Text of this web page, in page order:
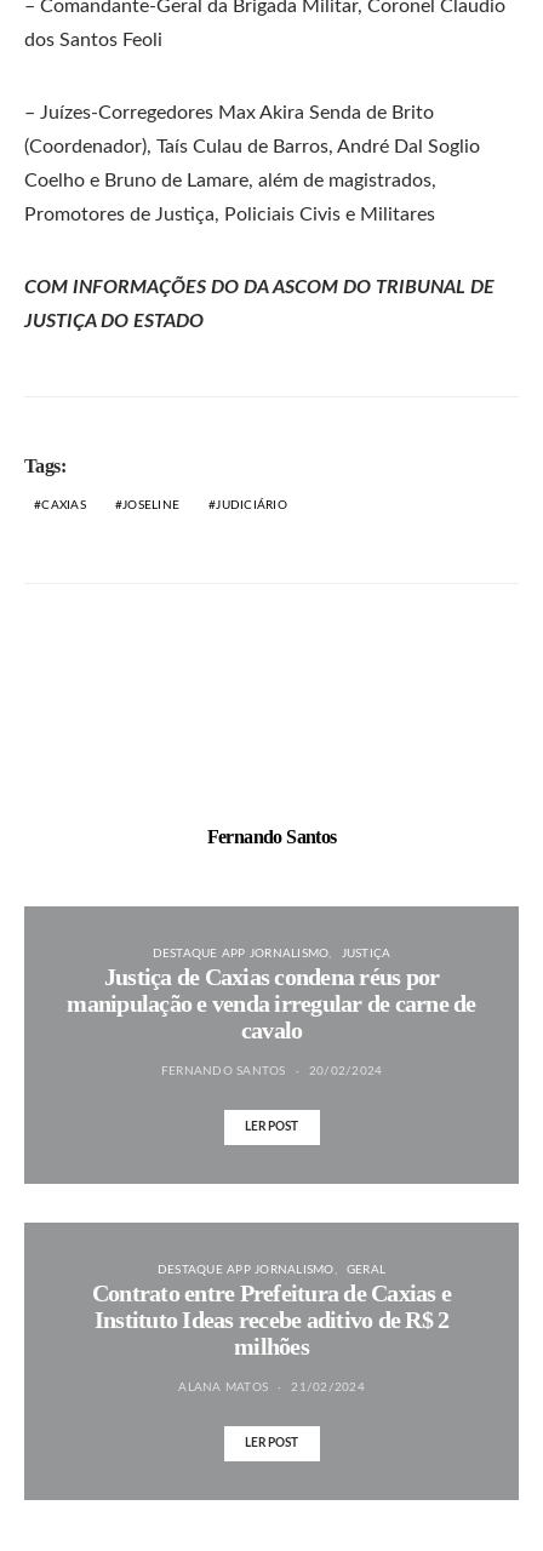
– Comandante-Geral da Brigada Militar, Coronel Claudio
dos Santos Feoli
– Juízes-Corregedores Max Akira Senda de Brito
(Coordenador), Taís Culau de Barros, André Dal Soglio
Coelho e Bruno de Lamare, além de magistrados,
Promotores de Justiça, Policiais Civis e Militares
COM INFORMAÇÕES DO DA ASCOM DO TRIBUNAL DE
JUSTIÇA DO ESTADO
Tags:
CAXIAS JOSELINE JUDICIÁRIO
Fernando Santos
DESTAQUE APP JORNALISMO JUSTIÇA
Justiça de Caxias condena réus por
manipulação e venda irregular de carne de
cavalo
FERNANDO SANTOS 20/02/2024
LER POST
DESTAQUE APP JORNALISMO GERAL
Contrato entre Prefeitura de Caxias e
Instituto Ideas recebe aditivo de R$ 2
milhões
ALANA MATOS 21/02/2024
LER POST